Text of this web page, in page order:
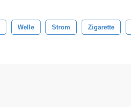
Welle Strom Zigarette